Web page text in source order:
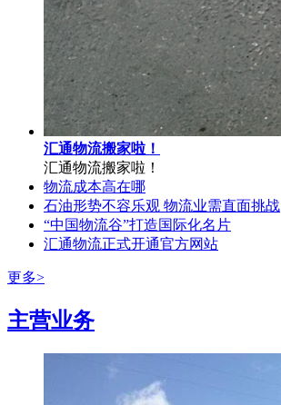
汇通物流搬家啦！
汇通物流搬家啦！
物流成本高在哪
石油形势不容乐观 物流业需直面挑战
“中国物流谷”打造国际化名片
汇通物流正式开通官方网站
更多>
主营业务